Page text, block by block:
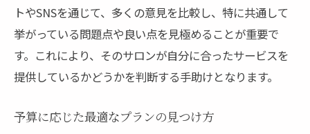
トやSNSを通じて、多くの意見を比較し、特に共通して
挙がっている問題点や良い点を見極めることが重要で
す。これにより、そのサロンが自分に合ったサービスを
提供しているかどうかを判断する手助けとなります。
予算に応じた最適なプランの見つけ方